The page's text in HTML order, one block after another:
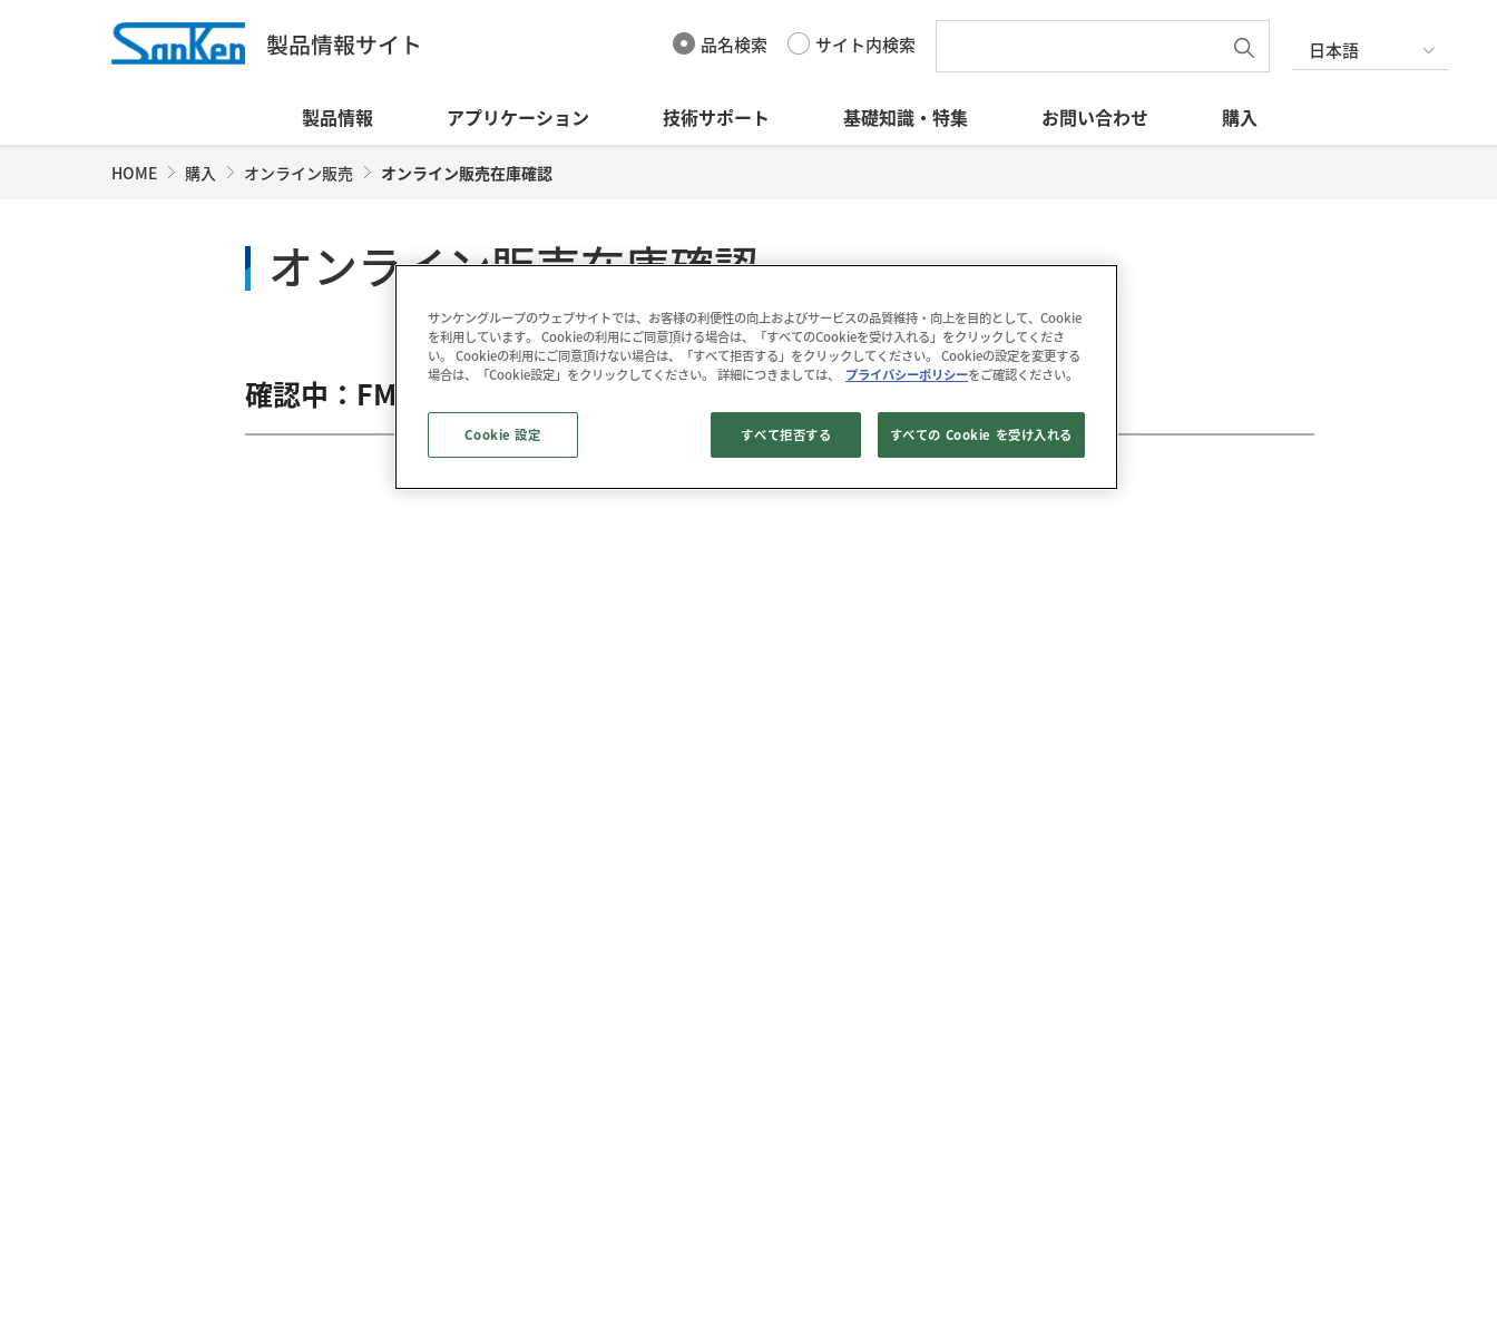
品名検索 サイト内検索 日本語
製品情報 アプリケーション 技術サポート 基礎知識・特集 お問い合わせ 購入
HOME 購入 オンライン販売 オンライン販売在庫確認
オンライン販売在庫確認
確認中：FMX-4202S
サンケングループのウェブサイトでは、お客様の利便性の向上およびサービスの品質維持・向上を目的として、Cookie
を利用しています。 Cookieの利用にご同意頂ける場合は、「すべてのCookieを受け入れる」をクリックしてくださ
い。 Cookieの利用にご同意頂けない場合は、「すべて拒否する」をクリックしてください。 Cookieの設定を変更する
場合は、「Cookie設定」をクリックしてください。 詳細につきましては、
プライバシーポリシーをご確認ください。
すべて拒否する すべての Cookie を受け入れる
Cookie 設定